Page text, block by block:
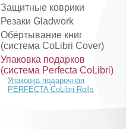
Защитные коврики
Резаки Gladwork
Обёртывание книг
(система CoLibri Cover)
Упаковка подарков
(система Perfecta CoLibri)
Упаковка подарочная
PERFECTA CoLibri Rolls